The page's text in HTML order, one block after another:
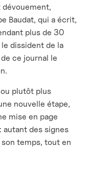
dévouement,
Baudat, qui a écrit,
plus de 30
dissident de la
ce journal le
ou plutôt plus
nouvelle étape,
mise en page
autant des signes
son temps, tout en